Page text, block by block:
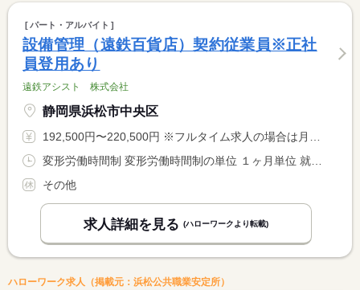
パート・アルバイト
設備管理（遠鉄百貨店）契約従業員※正社
員登用あり
遠鉄アシスト 株式会社
静岡県浜松市中央区
192,500円〜220,500円 ※フルタイム求人の場合は月額（換算額）、パート求人の場合は時間額を表示しています。
その他
求人詳細を見る (ハローワークより転載)
ハローワーク求人（掲載元：浜松公共職業安定所）